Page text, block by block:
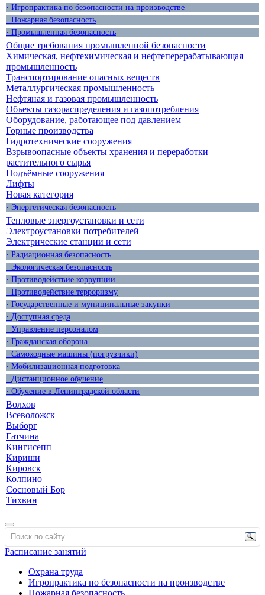
· Игропрактика по безопасности на производстве
· Пожарная безопасность
· Промышленная безопасность
Общие требования промышленной безопасности
Химическая, нефтехимическая и нефтеперерабатывающая
промышленность
Транспортирование опасных веществ
Металлургическая промышленность
Нефтяная и газовая промышленность
Объекты газораспределения и газопотребления
Оборудование, работающее под давлением
Горные производства
Гидротехнические сооружения
Взрывоопасные объекты хранения и переработки
растительного сырья
Подъёмные сооружения
Лифты
Новая категория
· Энергетическая безопасность
Тепловые энергоустановки и сети
Электроустановки потребителей
Электрические станции и сети
· Радиационная безопасность
· Экологическая безопасность
· Противодействие коррупции
· Противодействие терроризму
· Государственные и муниципальные закупки
· Доступная среда
· Управление персоналом
· Гражданская оборона
· Самоходные машины (погрузчики)
· Мобилизационная подготовка
· Дистанционное обучение
· Обучение в Ленинградской области
Волхов
Всеволожск
Выборг
Гатчина
Кингисепп
Кириши
Кировск
Колпино
Сосновый Бор
Тихвин
Расписание занятий
Охрана труда
Игропрактика по безопасности на производстве
Пожарная безопасность